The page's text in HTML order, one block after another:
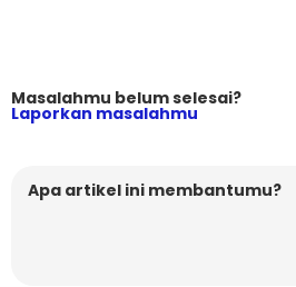
Masalahmu belum selesai?
Laporkan masalahmu
Apa artikel ini membantumu?